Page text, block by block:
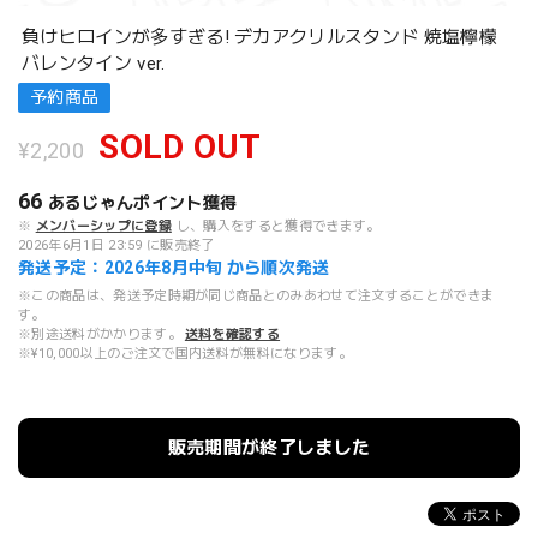
負けヒロインが多すぎる! デカアクリルスタンド 焼塩檸檬
バレンタイン ver.
予約商品
¥2,200 SOLD OUT
66 あるじゃんポイント獲得
※ メンバーシップに登録 し、購入をすると獲得できます。
2026年6月1日 23:59 に販売終了
発送予定：2026年8月中旬 から順次発送
※この商品は、発送予定時期が同じ商品とのみあわせて注文することができま
す。
※別途送料がかかります。
送料を確認する
※¥10,000以上のご注文で国内送料が無料になります。
販売期間が終了しました